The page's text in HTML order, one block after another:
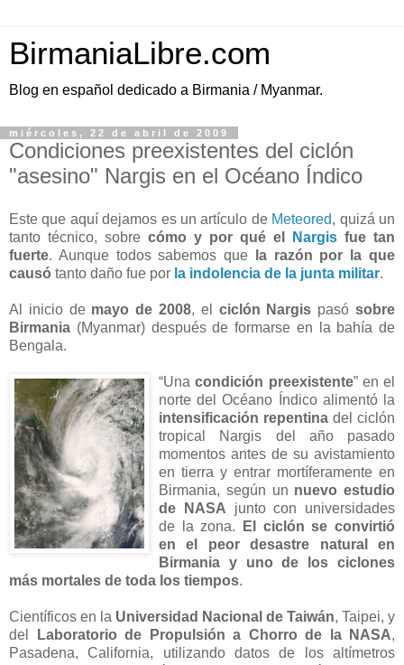
BirmaniaLibre.com
Blog en español dedicado a Birmania / Myanmar.
miércoles, 22 de abril de 2009
Condiciones preexistentes del ciclón
"asesino" Nargis en el Océano Índico
Este que aquí dejamos es un artículo de Meteored, quizá un
tanto técnico, sobre cómo y por qué el Nargis fue tan
fuerte. Aunque todos sabemos que
la razón por la que
causó tanto daño fue por la indolencia de la junta militar.
Al inicio de mayo de 2008, el ciclón Nargis pasósobre
Birmania (Myanmar) después de formarse en la bahía de
Bengala.
“Unacondición preexistente” en el
norte del Océano Índico alimentó la
intensificación repentina del ciclón
tropical Nargis del año pasado
momentos antes de su avistamiento
en tierra y entrar mortíferamente en
Birmania, según un nuevo estudio
de NASA junto con universidades
de la zona.
El ciclón se convirtió
en el peor desastre natural en
Birmania y uno de los ciclones
más mortales de toda los tiempos.
Científicos en la Universidad Nacional de Taiwán, Taipei, y
del
Laboratorio de Propulsión a Chorro de la NASA,
Pasadena, California, utilizando datos de los altímetros